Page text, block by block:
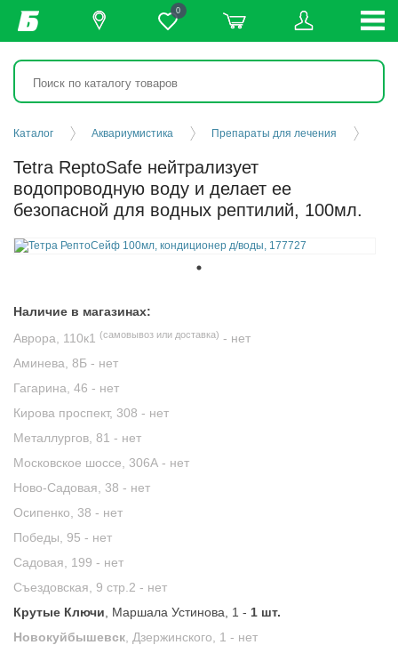
0
Каталог Аквариумистика Препараты для лечения
Tetra ReptoSafe нейтрализует
водопроводную воду и делает ее
безопасной для водных рептилий, 100мл.
Наличие в магазинах:
Аврора, 110к1
(самовывоз или доставка) - нет
Аминева, 8Б - нет
Гагарина, 46 - нет
Кирова проспект, 308 - нет
Металлургов, 81 - нет
Московское шоссе, 306А - нет
Ново-Садовая, 38 - нет
Осипенко, 38 - нет
Победы, 95 - нет
Садовая, 199 - нет
Съездовская, 9 стр.2 - нет
Крутые Ключи , Маршала Устинова, 1 - 1 шт.
Новокуйбышевск , Дзержинского, 1 - нет